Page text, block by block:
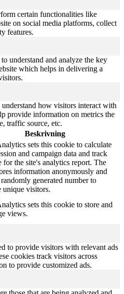
certain functionalities like
on social media platforms, collect
features.
understand and analyze the key
which helps in delivering a
how visitors interact with
provide information on metrics the
traffic source, etc.
Beskrivning
sets this cookie to calculate
and campaign data and track
for the site's analytics report. The
information anonymously and
randomly generated number to
unique visitors.
sets this cookie to store and
views.
to provide visitors with relevant ads
cookies track visitors across
to provide customized ads.